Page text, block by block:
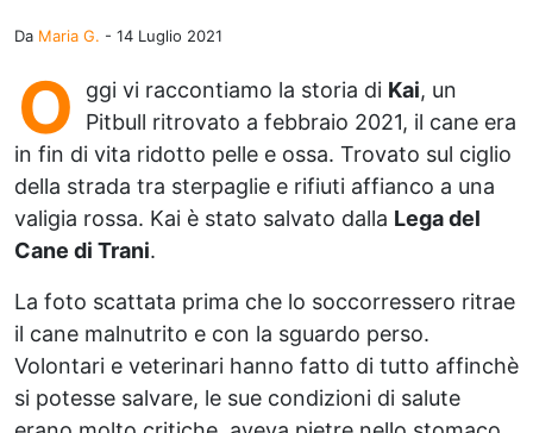
Da Maria G. - 14 Luglio 2021
O ggi vi raccontiamo la storia di Kai, un
Pitbull ritrovato a febbraio 2021, il cane era
in fin di vita ridotto pelle e ossa. Trovato sul ciglio
della strada tra sterpaglie e rifiuti affianco a una
valigia rossa. Kai è stato salvato dalla Lega del
Cane di Trani.
La foto scattata prima che lo soccorressero ritrae
il cane malnutrito e con la sguardo perso.
Volontari e veterinari hanno fatto di tutto affinchè
si potesse salvare, le sue condizioni di salute